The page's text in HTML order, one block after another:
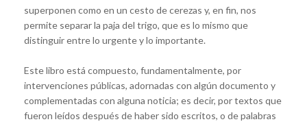
superponen como en un cesto de cerezas y, en fin, nos
permite separar la paja del trigo, que es lo mismo que
distinguir entre lo urgente y lo importante.
Este libro está compuesto, fundamentalmente, por
intervenciones públicas, adornadas con algún documento y
complementadas con alguna noticia; es decir, por textos que
fueron leídos después de haber sido escritos, o de palabras